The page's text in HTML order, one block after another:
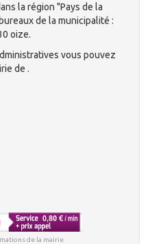
la région "Pays de la
de la municipalité :
oize.
vous pouvez
de .
de la mairie